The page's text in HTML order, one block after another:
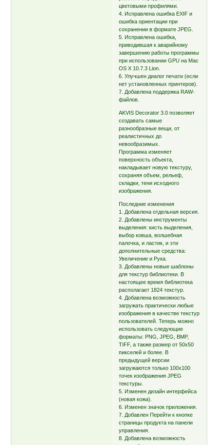
цветовыми профилями.
4. Исправлена ошибка EXIF и
ошибка ориентации при
сохранении в формате JPEG.
5. Исправлена ошибка,
приводившая к аварийному
завершению работы программы
при использовании GPU на Mac
OS X 10.7.3 Lion.
6. Улучшен диалог печати (если
нет установленных принтеров).
7. Добавлена поддержка RAW-
файлов.
AKVIS Decorator 3.0 позволяет
создавать самые
разнообразные вещи, от
реалистичных до
невообразимых.
Программа изменяет
поверхность объекта,
накладывает новую текстуру,
сохраняя объем, рельеф,
складки, тени исходного
изображения.
Последние изменения
1. Добавлена отдельная версия.
2. Добавлены инструменты
выделения: кисть выделения,
выбор ковша, волшебная
палочка, и ластик, и эти
дополнительные средства:
Увеличение и Рука.
3. Добавлены новые шаблоны
для текстур библиотеки. В
настоящее время библиотека
располагает 1824 текстур.
4. Добавлена возможность
загружать практически любые
изображения в качестве текстур
пользователей. Теперь можно
использовать следующие
форматы: PNG, JPEG, BMP,
TIFF, а также размер от 50х50
пикселей и более. В
предыдущей версии
загружаются только 100x100
точек изображения JPEG
текстуры.
5. Изменен дизайн интерфейса
(новая кожа).
6. Изменен значок приложения.
7. Добавлен Перейти к кнопке
страницы продукта на панели
управления.
8. Добавлена возможность